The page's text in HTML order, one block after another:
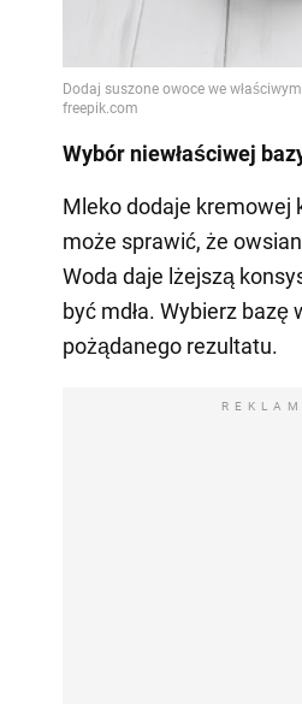
Wybór niewłaściwej
Mleko dodaje kremowej
może sprawić, że
Woda daje lżejszą
być mdła. Wybierz bazę
pożądanego rezultatu.